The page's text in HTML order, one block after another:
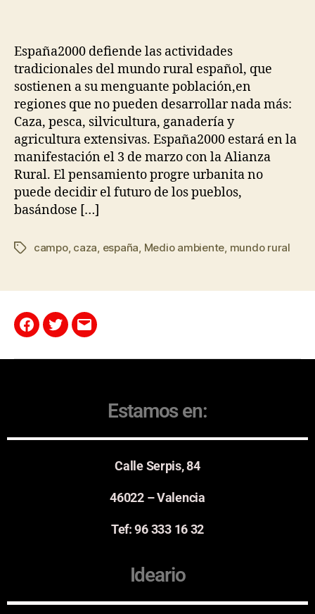
España2000 defiende las actividades
tradicionales del mundo rural español, que
sostienen a su menguante población,en
regiones que no pueden desarrollar nada más:
Caza, pesca, silvicultura, ganadería y
agricultura extensivas. España2000 estará en la
manifestación el 3 de marzo con la Alianza
Rural. El pensamiento progre urbanita no
puede decidir el futuro de los pueblos,
basándose […]
campo, caza españa Medio ambiente mundo rural
Estamos en:
Calle Serpis, 84
46022 – Valencia
Tef: 96 333 16 32
Ideario